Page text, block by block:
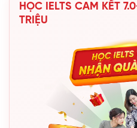
HỌC IELTS CAM KẾT
TRIỆU